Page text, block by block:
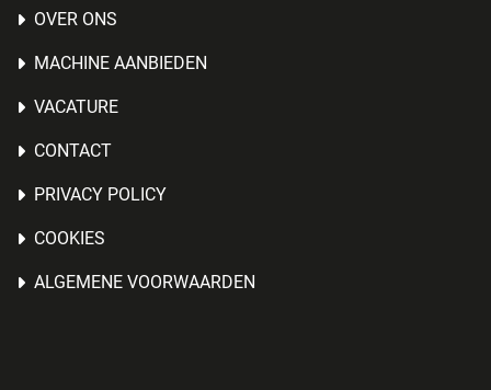
OVER ONS
MACHINE AANBIEDEN
VACATURE
CONTACT
PRIVACY POLICY
COOKIES
ALGEMENE VOORWAARDEN